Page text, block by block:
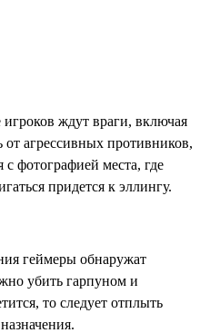
ждут враги, включая
агрессивных противников,
с фотографией места, где
придется к эллингу.
геймеры обнаружат
убить гарпуном и
то следует отплыть